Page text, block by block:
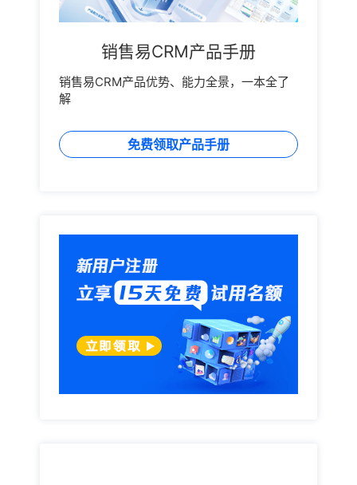
销售易CRM产品手册
销售易CRM产品优势、能力全景，一本全了
解
免费领取产品手册